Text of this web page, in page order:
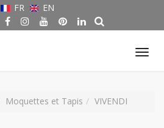
FR EN
Moquettes et Tapis VIVENDI